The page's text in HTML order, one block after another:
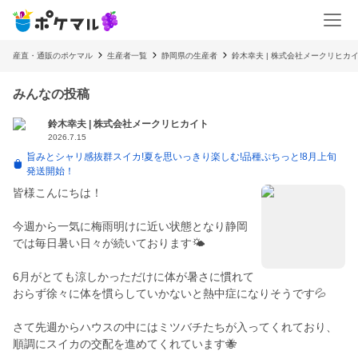
産直・通販のポケマル 生産者一覧 静岡県の生産者 鈴木幸夫 | 株式会社メークリヒカ
みんなの投稿
鈴木幸夫 | 株式会社メークリヒカイト
2026.7.15
旨みとシャリ感抜群スイカ!夏を思いっきり楽しむ!品種ぷちっと!8月上旬
発送開始！
皆様こんにちは！
今週から一気に梅雨明けに近い状態となり静岡
では毎日暑い日々が続いております🌤
6月がとても涼しかっただけに体が暑さに慣れて
おらず徐々に体を慣らしていかないと熱中症になりそうです💦
さて先週からハウスの中にはミツバチたちが入ってくれており、
順調にスイカの交配を進めてくれています🐝